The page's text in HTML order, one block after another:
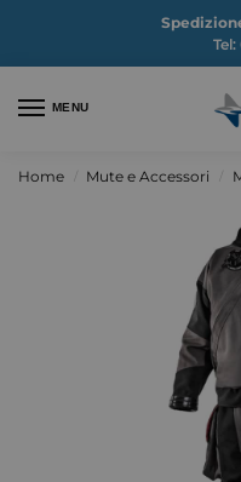
Tel:
MENU
Home Mute e Accessori